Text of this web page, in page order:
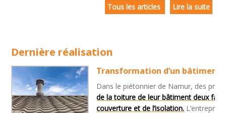
Tous les articles Lire la suite
Dernière réalisation
Transformation d’un bâtiment
Dans le piétonnier de Namur, des
de la toiture de leur bâtiment deux
couverture et de l’isolation.